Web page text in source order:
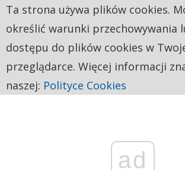
ad
Ta strona używa plików cookies.
określić warunki przechowywania
dostępu do plików cookies w
przeglądarce. Więcej informacji
naszej: Polityce Cookies